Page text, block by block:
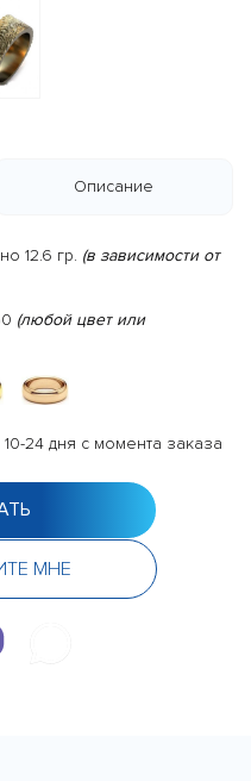
Описание
12.6 гр. (в зависимости от
(любой цвет или
24 дня с момента заказа
МНЕ